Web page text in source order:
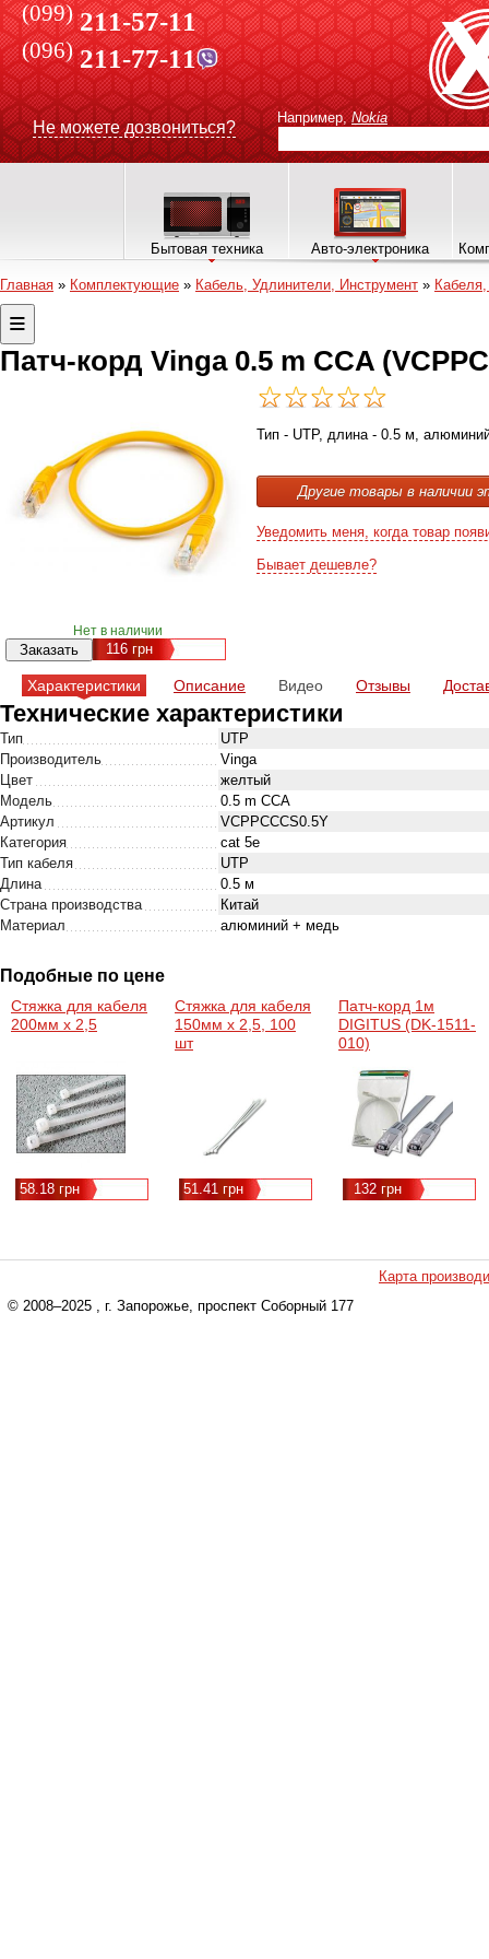
(099) 211-57-11
(096)211-77-11
Не можете дозвониться?
Например, Nokia
Бытовая техника Авто-электроника
Главная » Комплектующие » Кабель, Удлинители, Инструмент »
Патч-корд Vinga 0.5 m CCA
Нет в наличии
116 грн
Тип - UTP, длина - 0.5 м,
Другие товары в наличии
Уведомить меня, когда товар
Бывает дешевле?
Характеристики Описание Видео Отзывы
Технические характеристики
Тип
UTP
Производитель
Vinga
Цвет
желтый
Модель
0.5 m CCA
Артикул
VCPPCCCS0.5Y
Категория
cat 5e
Тип кабеля
UTP
Длина
0.5 м
Страна производства
Китай
Материал
алюминий + медь
Подобные по цене
Стяжка для кабеля
200мм х 2,5
58.18 грн
Стяжка для кабеля
150мм х 2,5, 100
шт
51.41 грн
Патч-корд 1м
DIGITUS (DK-1511-
010)
132 грн
Карта
© 2008–2025 , г. Запорожье, проспект Соборный 177